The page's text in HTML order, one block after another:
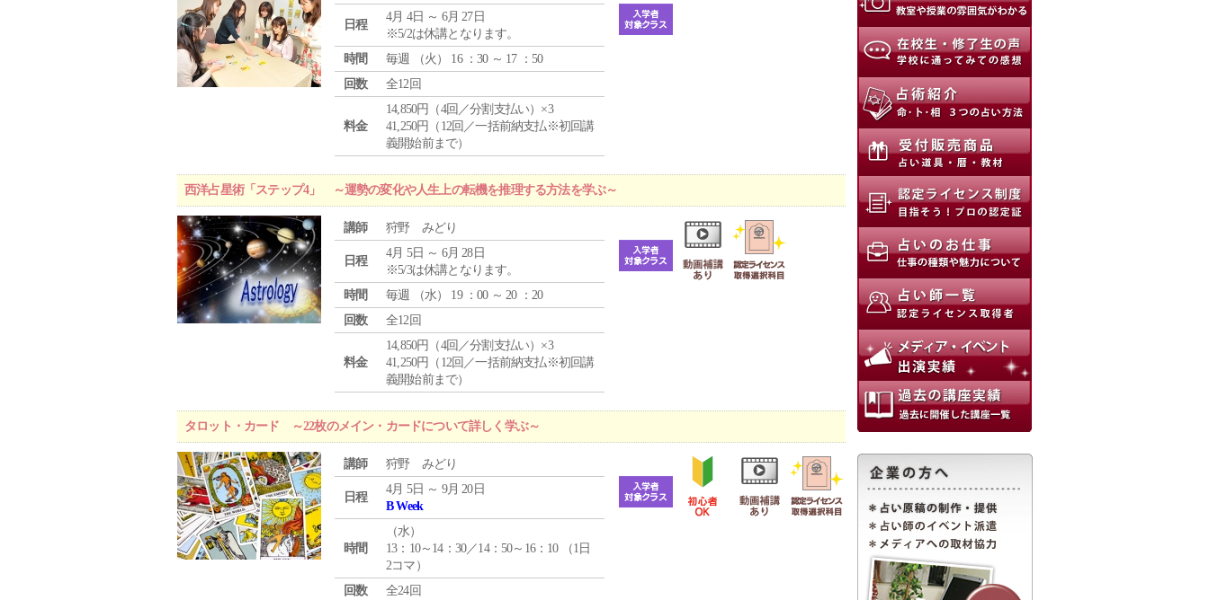
日程
4月 4日 ～ 6月 27日
※5/2は休講となります。
時間
毎週 （火 ） 16 ：30 ～ 17 ：50
回数
全12回
料金
14,850円（4回／分割支払い）×3
41,250円（12回／一括前納支払※初回講
義開始前まで）
西洋占星術「ステップ4」 ～運勢の変化や人生上の転機を推理する方法を学ぶ～
講師 狩野 みどり
日程
4月 5日 ～ 6月 28日
※5/3は休講となります。
時間
毎週 （水） 19 ：00 ～ 20 ：20
回数
全12回
料金
14,850円（4回／分割支払い）×3
41,250円（12回／一括前納支払※初回講
義開始前まで）
タロット・カード ～22枚のメイン・カードについて詳しく学ぶ～
講師 狩野 みどり
日程
4月 5日 ～ 9月 20日
B Week
時間
（水）
13：10～14：30／14：50～16：10 （1日
2コマ）
回数
全24回